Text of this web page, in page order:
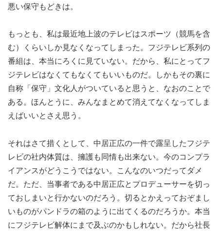
悪い保守もどきは。
もっとも、私は最近地上波のテレビはスポーツ（競馬を含
む）くらいしか見なくなってしまった。フジテレビ系列の
番組は、本当にろくに見ていない。だから、私にとってフ
ジテレビはなくてもなくてもいいものだ。しかもその裏に
自称「保守」文化人がついていると思うと、なおのことで
ある。ほんとうに、みんなまとめて消えてなくなってしま
えばいいとさえ思う。
それはさて措くとして、中居正広の一件で露呈したフジテ
レビの社内体質は、擁護も同情も出来ない。今のコンプラ
イアンスがどうこうではない。こんなのいつだってダメ
だ。ただ、当事者である中居正広とプロデューサーを切っ
ておしまいと行かないのだろう。切るとかえっておぞまし
いものがパンドラの箱のように出てくるのだろうか。本当
にフジテレビ解体にまで及ぶのかもしれない。だから社長